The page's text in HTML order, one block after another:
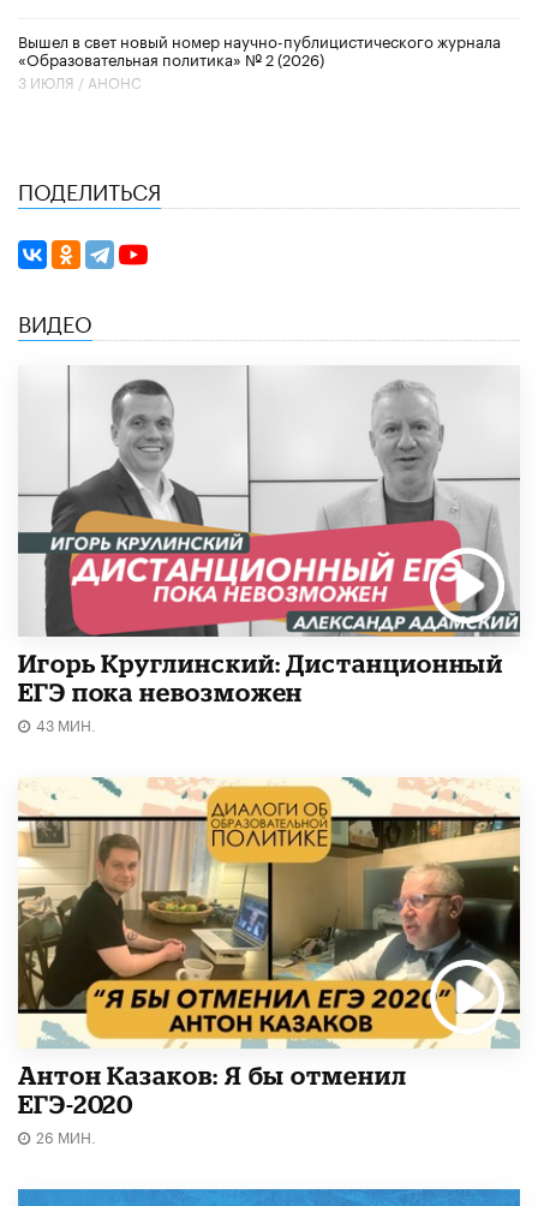
Вышел в свет новый номер научно-публицистического журнала
«Образовательная политика» № 2 (2026)
3 ИЮЛЯ / АНОНС
ПОДЕЛИТЬСЯ
ВИДЕО
Игорь Круглинский: Дистанционный
ЕГЭ пока невозможен
43 МИН.
Антон Казаков: Я бы отменил
ЕГЭ-2020
26 МИН.